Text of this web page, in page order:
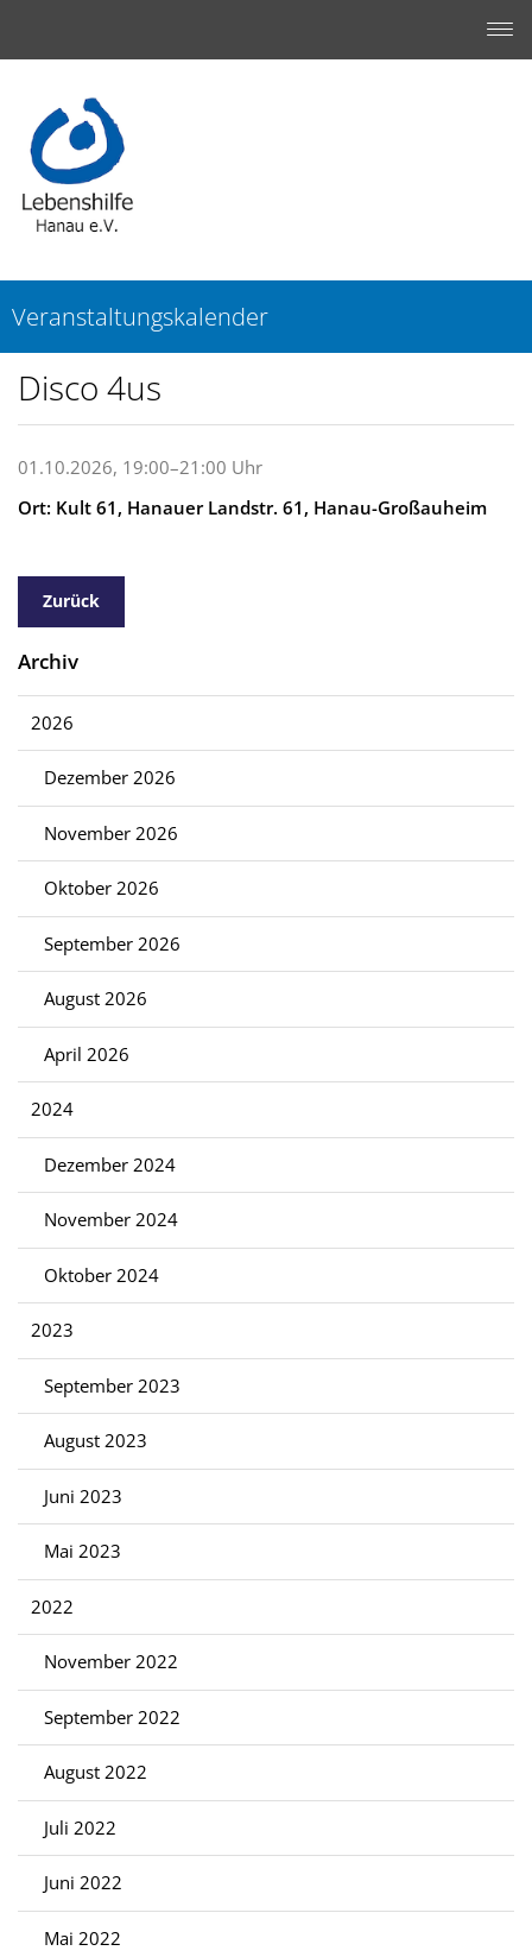
Veranstaltungskalender
Disco 4us
01.10.2026, 19:00–21:00 Uhr
Ort: Kult 61, Hanauer Landstr. 61, Hanau-Großauheim
Zurück
Archiv
2026
Dezember 2026
November 2026
Oktober 2026
September 2026
August 2026
April 2026
2024
Dezember 2024
November 2024
Oktober 2024
2023
September 2023
August 2023
Juni 2023
Mai 2023
2022
November 2022
September 2022
August 2022
Juli 2022
Juni 2022
Mai 2022